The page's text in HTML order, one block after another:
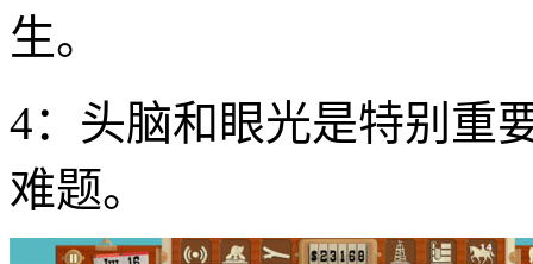
生。
4：头脑和眼光是特别重
难题。